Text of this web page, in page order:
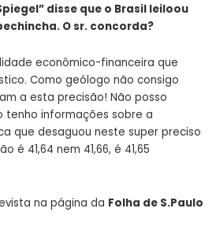
disse que o Brasil leiloou
O sr. concorda?
econômico-financeira que
Como geólogo não consigo
a esta precisão! Não posso
tenho informações sobre a
que desaguou neste super preciso
é 41,64 nem 41,66, é 41,65
na página da Folha de S.Paulo